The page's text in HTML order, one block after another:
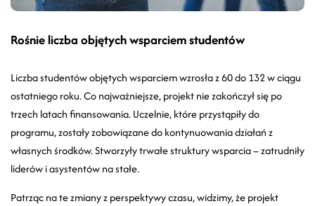
Rośnie liczba objętych wsparciem studentów
Liczba studentów objętych wsparciem wzrosła z 60 do 132 w ciągu
ostatniego roku. Co najważniejsze, projekt nie zakończył się po
trzech latach finansowania. Uczelnie, które przystąpiły do
programu, zostały zobowiązane do kontynuowania działań z
własnych środków. Stworzyły trwałe struktury wsparcia – zatrudniły
liderów i asystentów na stałe.
Patrząc na te zmiany z perspektywy czasu, widzimy, że projekt